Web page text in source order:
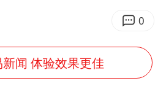
0
闻 体验效果更佳